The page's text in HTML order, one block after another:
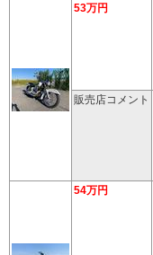
53万円
販売店コメント
54万円